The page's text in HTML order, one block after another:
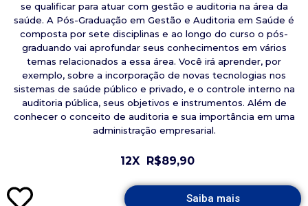
se qualificar para atuar com gestão e auditoria na área da
saúde. A Pós-Graduação em Gestão e Auditoria em Saúde é
composta por sete disciplinas e ao longo do curso o pós-
graduando vai aprofundar seus conhecimentos em vários
temas relacionados a essa área. Você irá aprender, por
exemplo, sobre a incorporação de novas tecnologias nos
sistemas de saúde público e privado, e o controle interno na
auditoria pública, seus objetivos e instrumentos. Além de
conhecer o conceito de auditoria e sua importância em uma
administração empresarial.
12X R$89,90
Saiba mais